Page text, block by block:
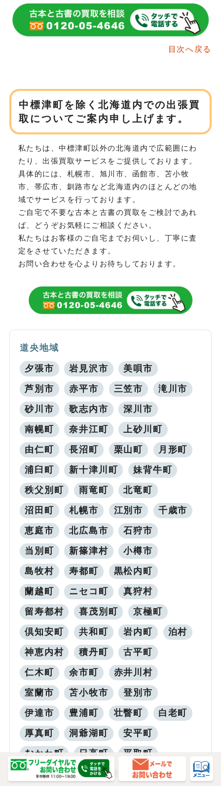
目次へ戻る
中標津町を除く北海道内での出張買
取についてご案内申し上げます。
私たちは、中標津町以外の北海道内で広範囲にわ
たり、 出張買取サービスをご提供しております。
具体的には、札幌市、旭川市、函館市、苫小牧
市、帯広市、釧路市など北海道内のほとんどの地
域でサービスを行っております。
ご自宅で不要な古本と古書の買取をご検討であれ
ば、どうぞお気軽にご相談ください。
私たちはお客様のご自宅までお伺いし、丁寧に査
定をさせていただきます。
お問い合わせを心よりお待ちしております。
道央地域
夕張市 岩見沢市 美唄市
芦別市 赤平市 三笠市 滝川市
砂川市 歌志内市 深川市
南幌町 奈井江町 上砂川町
由仁町 長沼町 栗山町 月形町
浦臼町 新十津川町 妹背牛町
秩父別町 雨竜町 北竜町
沼田町 札幌市 江別市 千歳市
恵庭市 北広島市 石狩市
当別町 新篠津村 小樽市
島牧村 寿都町 黒松内町
蘭越町 ニセコ町 真狩村
留寿都村 喜茂別町 京極町
倶知安町 共和町 岩内町 泊村
神恵内村 積丹町 古平町
仁木町 余市町 赤井川村
室蘭市 苫小牧市 登別市
伊達市 豊浦町 壮瞥町 白老町
厚真町 洞爺湖町 安平町
むかわ町 日高町 平取町
新冠町 浦河町 様似町